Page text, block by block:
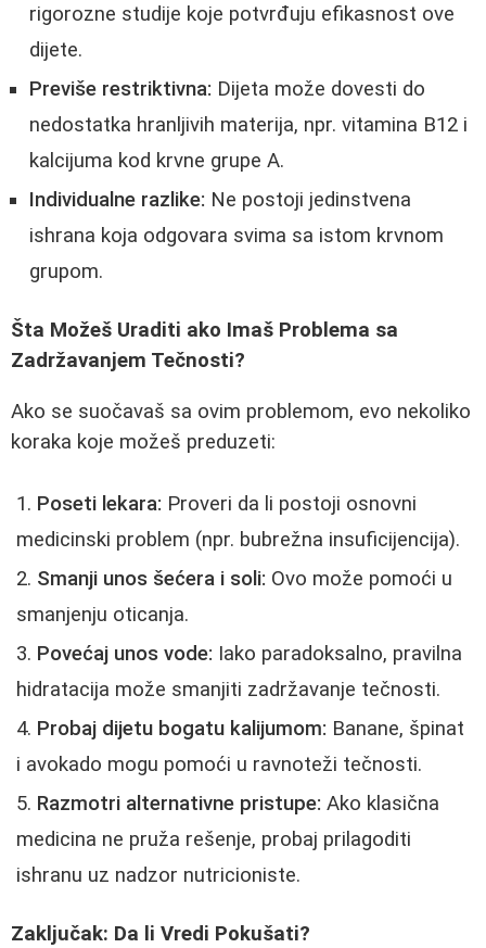
rigorozne studije koje potvrđuju efikasnost ove
dijete.
Previše restriktivna: Dijeta može dovesti do
nedostatka hranljivih materija, npr. vitamina B12 i
kalcijuma kod krvne grupe A.
Individualne razlike: Ne postoji jedinstvena
ishrana koja odgovara svima sa istom krvnom
grupom.
Šta Možeš Uraditi ako Imaš Problema sa
Zadržavanjem Tečnosti?
Ako se suočavaš sa ovim problemom, evo nekoliko
koraka koje možeš preduzeti:
Poseti lekara: Proveri da li postoji osnovni
medicinski problem (npr. bubrežna insuficijencija).
Smanji unos šećera i soli: Ovo može pomoći u
smanjenju oticanja.
Povećaj unos vode: Iako paradoksalno, pravilna
hidratacija može smanjiti zadržavanje tečnosti.
Probaj dijetu bogatu kalijumom: Banane, špinat
i avokado mogu pomoći u ravnoteži tečnosti.
Razmotri alternativne pristupe: Ako klasična
medicina ne pruža rešenje, probaj prilagoditi
ishranu uz nadzor nutricioniste.
Zaključak: Da li Vredi Pokušati?